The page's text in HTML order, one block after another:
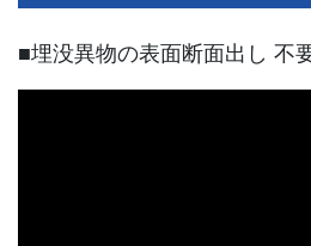
■埋没異物の表面断面出し 不